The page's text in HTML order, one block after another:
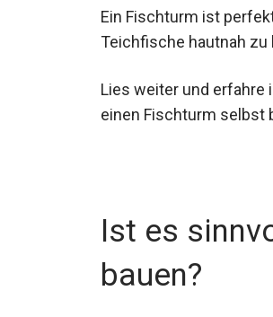
Ein Fischturm ist
Teichfische hautnah zu
Lies weiter und erfahre
einen Fischturm selbst
Ist es
bauen?